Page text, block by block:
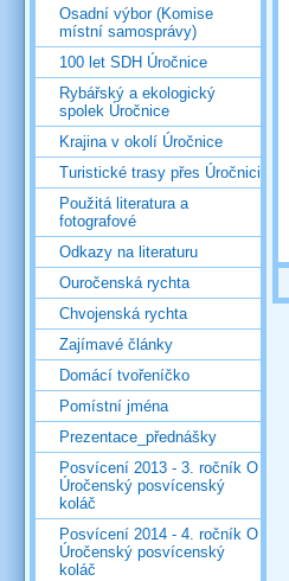
Osadní výbor (Komise
místní samosprávy)
100 let SDH Úročnice
Rybářský a ekologický
spolek Úročnice
Krajina v okolí Úročnice
Turistické trasy přes Úročnici
Použitá literatura a
fotografové
Odkazy na literaturu
Ouročenská rychta
Chvojenská rychta
Zajímavé články
Domácí tvořeníčko
Pomístní jména
Prezentace_přednášky
Posvícení 2013 - 3. ročník O
Úročenský posvícenský
koláč
Posvícení 2014 - 4. ročník O
Úročenský posvícenský
koláč